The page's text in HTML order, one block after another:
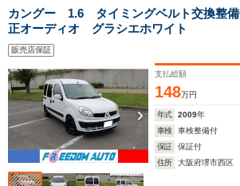
カングー 1.6 タイミングベルト交換
正オーディオ グラシエホワイト
販売店保証
支払総額
148万円
年式 2009年
車検
車検整備付
保証
保証付
住所
大阪府堺市西区